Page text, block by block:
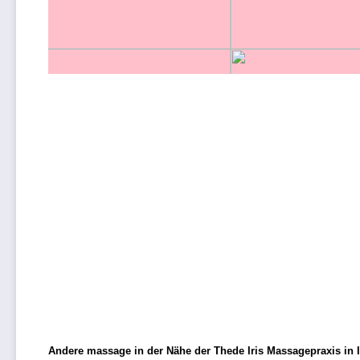
Andere massage in der Nähe der Thede Iris Massagepraxis in